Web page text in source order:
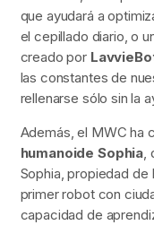
que ayudará a
el cepillado diario, o
creado por
las constantes de
rellenarse sólo sin la
Además, el MWC ha
humanoide Sophia,
Sophia, propiedad
primer robot con
capacidad de